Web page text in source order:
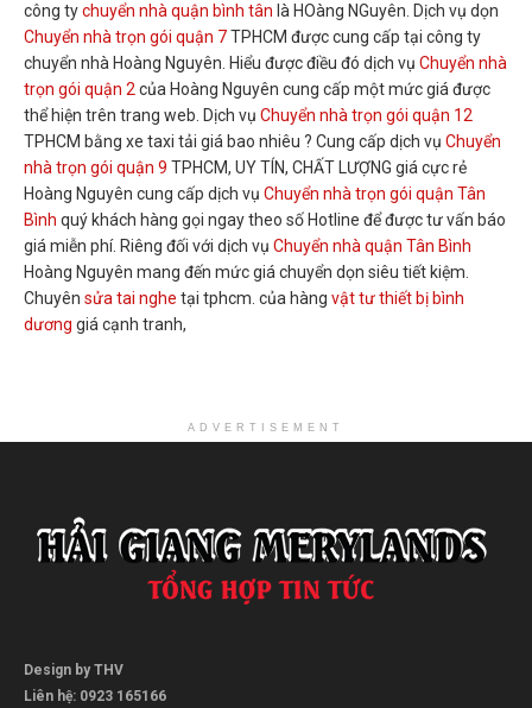
công tychuyển nhà quận bình tân là HOàng NGuyên. Dịch vụ dọn
Chuyển nhà trọn gói quận 7TPHCM được cung cấp tại công ty
chuyển nhà Hoàng Nguyên. Hiểu được điều đó dịch vụ Chuyển nhà
trọn gói quận 2 của Hoàng Nguyên cung cấp một mức giá được
thể hiện trên trang web. Dịch vụ Chuyển nhà trọn gói quận 12
TPHCM bằng xe taxi tải giá bao nhiêu ? Cung cấp dịch vụ Chuyển
nhà trọn gói quận 9 TPHCM, UY TÍN, CHẤT LƯỢNG giá cực rẻ
Hoàng Nguyên cung cấp dịch vụ Chuyển nhà trọn gói quận Tân
Bình quý khách hàng gọi ngay theo số Hotline để được tư vấn báo
giá miễn phí. Riêng đối với dịch vụ Chuyển nhà quận Tân Bình
Hoàng Nguyên mang đến mức giá chuyển dọn siêu tiết kiệm.
Chuyên sửa tai nghe tại tphcm. của hàng vật tư thiết bị bình
dương giá cạnh tranh,
ADVERTISEMENT
Design by THV
Liên hệ: 0923 165166